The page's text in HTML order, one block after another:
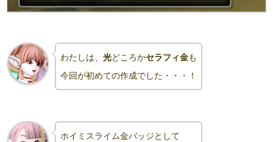
わたしは、 光どころかセラフィ金も
今回が初めての作成でした・・・！
ホイミスライム金バッジとして